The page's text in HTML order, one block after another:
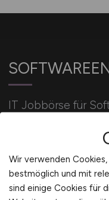
IT Jobbörse für
Für
Wir verwenden
bestmöglich und mit
sind einige Cookies für